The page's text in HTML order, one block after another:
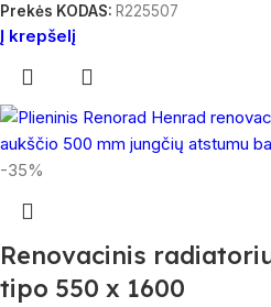
Prekės KODAS: R225507
Į krepšelį
-35%
Renovacinis
tipo 550 x 1600